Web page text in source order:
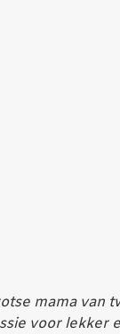
mama van
voor